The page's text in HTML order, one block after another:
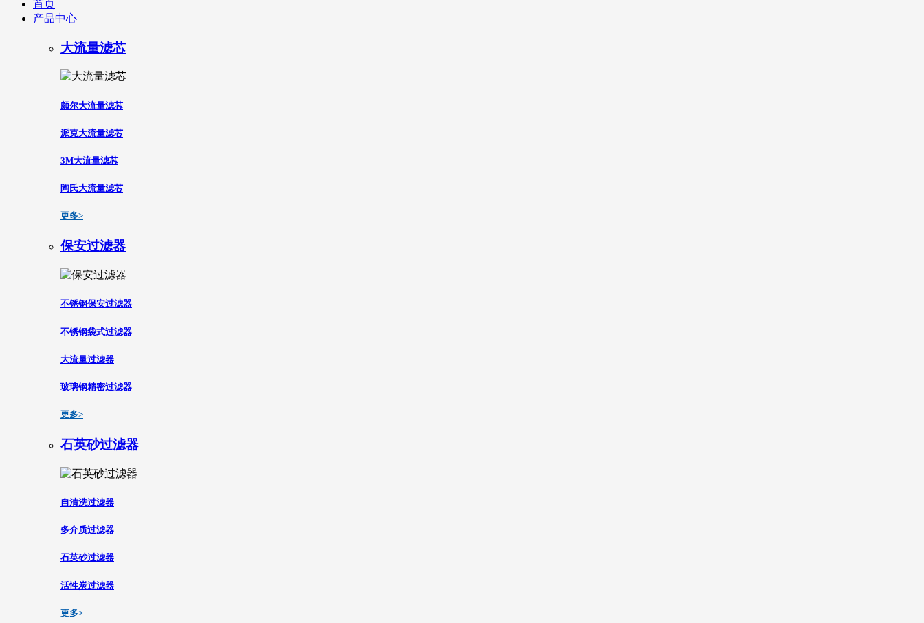
首页
产品中心
大流量滤芯
颇尔大流量滤芯
派克大流量滤芯
3M大流量滤芯
陶氏大流量滤芯
更多>
保安过滤器
不锈钢保安过滤器
不锈钢袋式过滤器
大流量过滤器
玻璃钢精密过滤器
更多>
石英砂过滤器
自清洗过滤器
多介质过滤器
石英砂过滤器
活性炭过滤器
更多>